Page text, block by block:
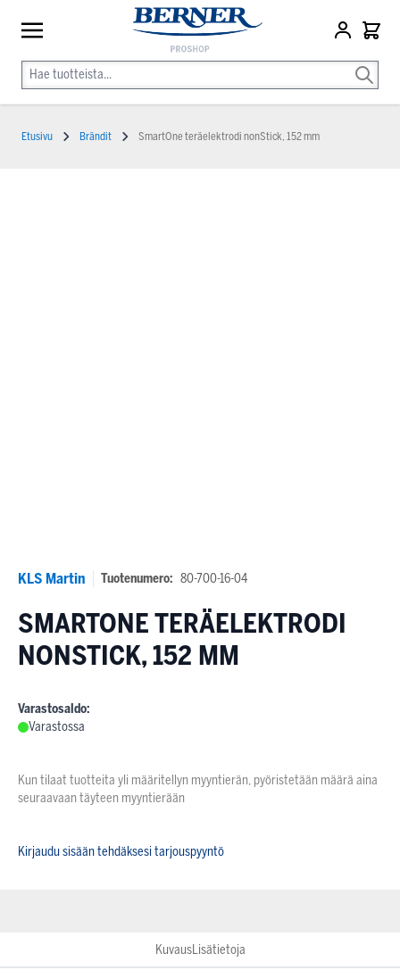
KLS Martin Tuotenumero: 80-700-16-04
SMARTONE TERÄELEKTRODI
NONSTICK, 152 MM
Varastosaldo:
Varastossa
Kun tilaat tuotteita yli määritellyn myyntierän, pyöristetään määrä aina
seuraavaan täyteen myyntierään
Kirjaudu sisään tehdäksesi tarjouspyyntö
KuvausLisätietoja
Etusivu Brändit SmartOne teräelektrodi nonStick, 152 mm